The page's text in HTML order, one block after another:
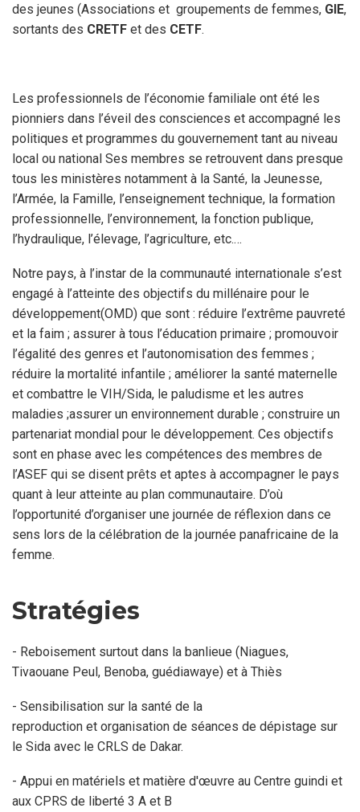
des jeunes (Associations et groupements de femmes, GIE,
sortants des CRETF et des CETF.
Les professionnels de l’économie familiale ont été les
pionniers dans l’éveil des consciences et accompagné les
politiques et programmes du gouvernement tant au niveau
local ou national Ses membres se retrouvent dans presque
tous les ministères notamment à la Santé, la Jeunesse,
l’Armée, la Famille, l’enseignement technique, la formation
professionnelle, l’environnement, la fonction publique,
l’hydraulique, l’élevage, l’agriculture, etc.…
Notre pays, à l’instar de la communauté internationale s’est
engagé à l’atteinte des objectifs du millénaire pour le
développement(OMD) que sont : réduire l’extrême pauvreté
et la faim ; assurer à tous l’éducation primaire ; promouvoir
l’égalité des genres et l’autonomisation des femmes ;
réduire la mortalité infantile ; améliorer la santé maternelle
et combattre le VIH/Sida, le paludisme et les autres
maladies ;assurer un environnement durable ; construire un
partenariat mondial pour le développement. Ces objectifs
sont en phase avec les compétences des membres de
l’ASEF qui se disent prêts et aptes à accompagner le pays
quant à leur atteinte au plan communautaire. D’où
l’opportunité d’organiser une journée de réflexion dans ce
sens lors de la célébration de la journée panafricaine de la
femme.
Stratégies
- Reboisement surtout dans la banlieue (Niagues,
Tivaouane Peul, Benoba, guédiawaye) et à Thiès
- Sensibilisation sur la santé de la
reproduction et organisation de séances de dépistage sur
le Sida avec le CRLS de Dakar.
- Appui en matériels et matière d'œuvre au Centre guindi et
aux CPRS de liberté 3 A et B